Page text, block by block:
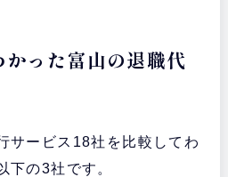
った富山の退職代
サービス18社を比較してわ
下の3社です。